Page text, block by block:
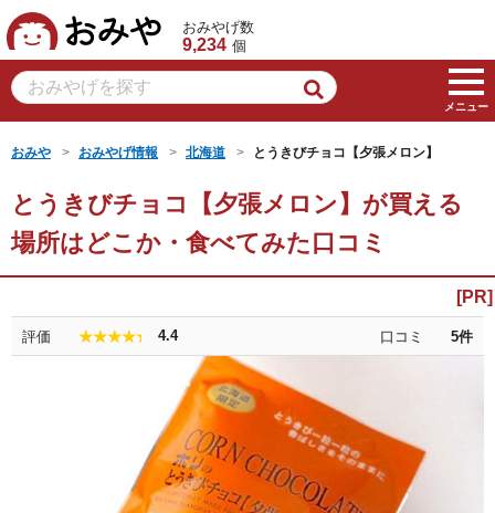
おみや
おみやげ数
9,234 個
メニュー
おみや おみやげ情報 北海道 とうきびチョコ【夕張メロン】
とうきびチョコ【夕張メロン】が買える
場所はどこか・食べてみた口コミ
評価 ★★★★★ 4.4 口コミ 5件